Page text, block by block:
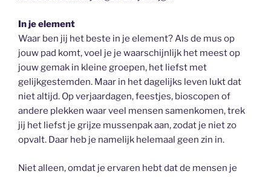
In je element
Waar ben jij het beste in je element? Als de mus op
jouw pad komt, voel je je waarschijnlijk het meest op
jouw gemak in kleine groepen, het liefst met
gelijkgestemden. Maar in het dagelijks leven lukt dat
niet altijd. Op verjaardagen, feestjes, bioscopen of
andere plekken waar veel mensen samenkomen, trek
jij het liefst je grijze mussenpak aan, zodat je niet zo
opvalt. Daar heb je namelijk helemaal geen zin in.
Niet alleen, omdat je ervaren hebt dat de mensen je